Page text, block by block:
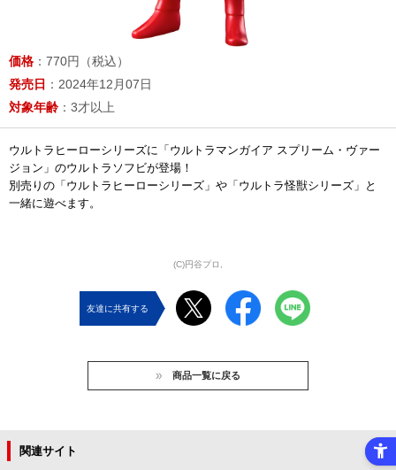
価格 ：770円（税込）
発売日 ：2024年12月07日
対象年齢 ：3才以上
ウルトラヒーローシリーズに「ウルトラマンガイア スプリーム・ヴァー
ジョン」のウルトラソフビが登場！
別売りの「ウルトラヒーローシリーズ」や「ウルトラ怪獣シリーズ」と
一緒に遊べます。
(C)円谷プロ,
友達に共有する
商品一覧に戻る
関連サイト